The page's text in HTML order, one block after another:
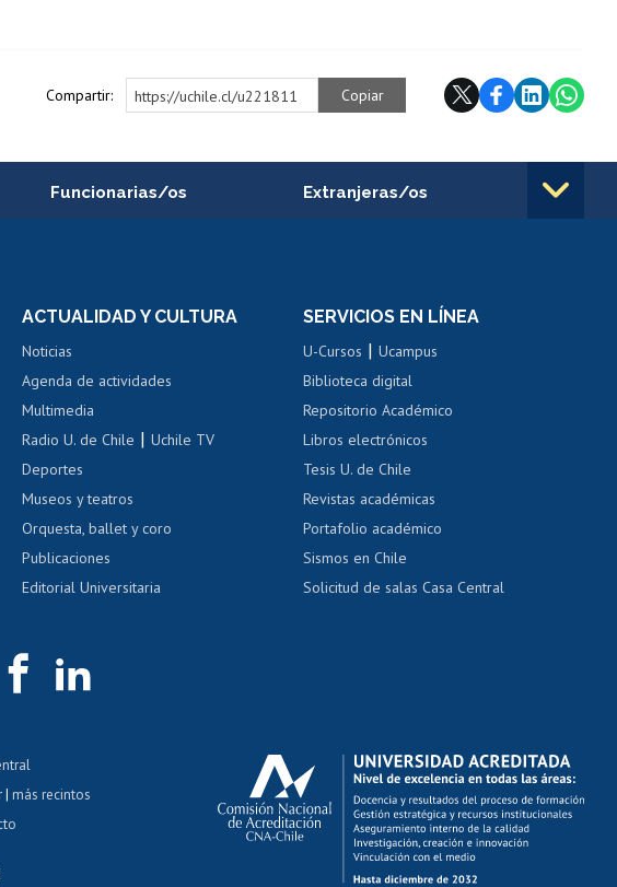
Compartir: https://uchile.cl/u221811 Copiar
Funcionarias/os
Portal de movilidad interna
Certificado de renta
Certificado de renta
Gestión de correo uchile
Extranjeras/os
Movilidad Estudiantil
Cursos de español
Acoso laboral, sexual y violencia
ACTUALIDAD Y CULTURA
Noticias
Agenda de actividades
Multimedia
Radio U. de Chile |Uchile TV
Deportes
Museos y teatros
Orquesta, ballet y coro
Publicaciones
Editorial Universitaria
SERVICIOS EN LÍNEA
U-Cursos |Ucampus
Biblioteca digital
Repositorio Académico
Libros electrónicos
Tesis U. de Chile
Revistas académicas
Portafolio académico
Sismos en Chile
Solicitud de salas Casa Central
| más recintos